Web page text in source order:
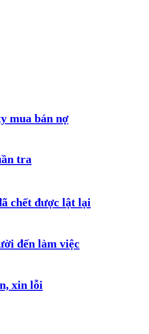
mua bán nợ
tra
chết được lật lại
đến làm việc
xin lỗi